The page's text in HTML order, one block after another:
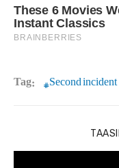
Tag: Second incident